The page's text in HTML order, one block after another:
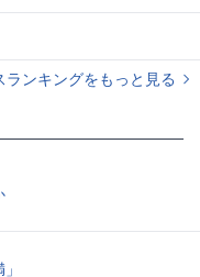
ランキングをもっと見る